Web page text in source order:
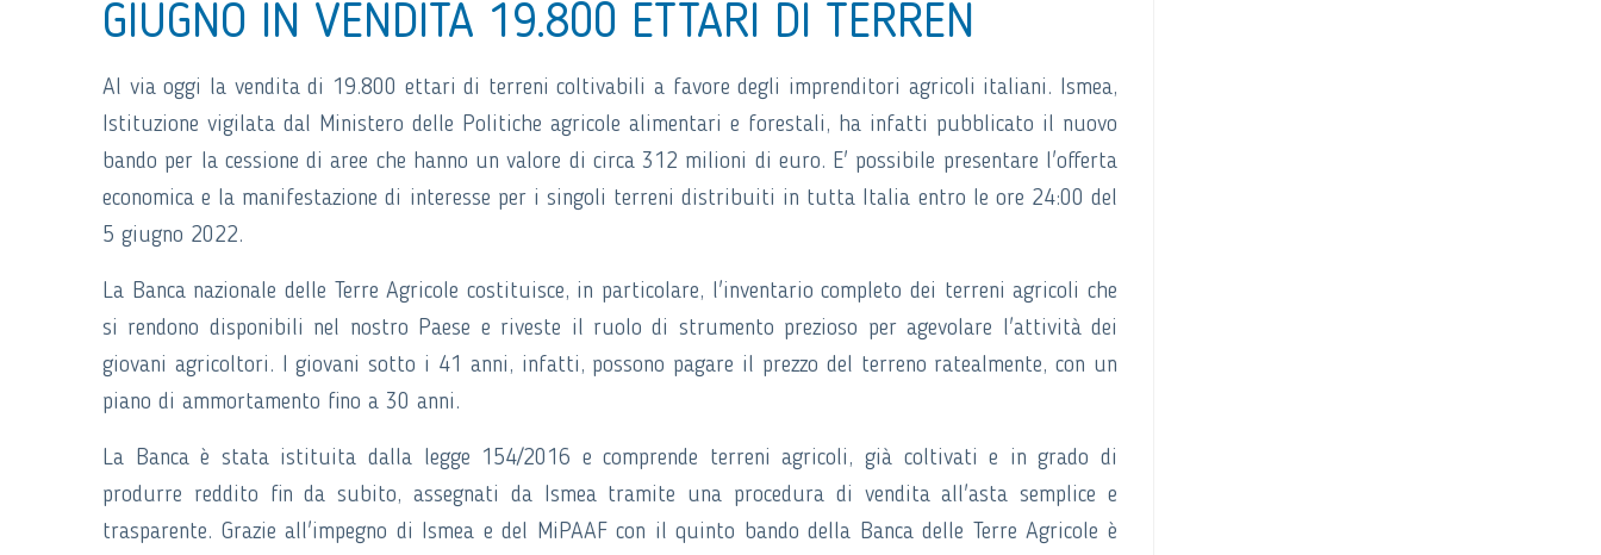
GIUGNO IN VENDITA 19.800 ETTARI DI TERREN
Al via oggi la vendita di 19.800 ettari di terreni coltivabili a favore degli imprenditori agricoli italiani. Ismea,
Istituzione vigilata dal Ministero delle Politiche agricole alimentari e forestali, ha infatti pubblicato il nuovo
bando per la cessione di aree che hanno un valore di circa 312 milioni di euro. E' possibile presentare l'offerta
economica e la manifestazione di interesse per i singoli terreni distribuiti in tutta Italia entro le ore 24:00 del
5 giugno 2022.
La Banca nazionale delle Terre Agricole costituisce, in particolare, l'inventario completo dei terreni agricoli che
si rendono disponibili nel nostro Paese e riveste il ruolo di strumento prezioso per agevolare l'attività dei
giovani agricoltori. I giovani sotto i 41 anni, infatti, possono pagare il prezzo del terreno ratealmente, con un
piano di ammortamento fino a 30 anni.
La Banca è stata istituita dalla legge 154/2016 e comprende terreni agricoli, già coltivati e in grado di
produrre reddito fin da subito, assegnati da Ismea tramite una procedura di vendita all'asta semplice e
trasparente. Grazie all'impegno di Ismea e del MiPAAF con il quinto bando della Banca delle Terre Agricole è